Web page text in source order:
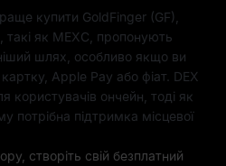
купити GoldFinger (GF),
такі як MEXC, пропонують
шлях, особливо якщо ви
Apple Pay або фіат. DEX
користувачів ончейн, тоді як
потрібна підтримка місцевої
створіть свій безплатний